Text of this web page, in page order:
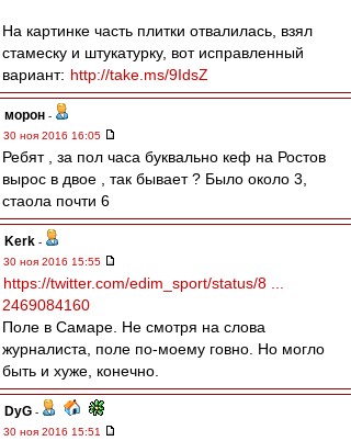
На картинке часть плитки отвалилась, взял
стамеску и штукатурку, вот исправленный
вариант: http://take.ms/9IdsZ
морон -
30 ноя 2016 16:05
Ребят , за пол часа буквально кеф на Ростов
вырос в двое , так бывает ? Было около 3,
стаола почти 6
Kerk -
30 ноя 2016 15:55
https://twitter.com/edim_sport/status/8 ...
2469084160
Поле в Самаре. Не смотря на слова
журналиста, поле по-моему говно. Но могло
быть и хуже, конечно.
DyG -
30 ноя 2016 15:51